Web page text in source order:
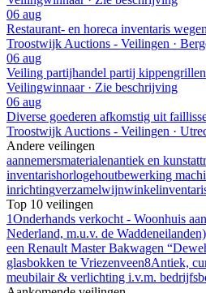
06 aug
Restaurant- en horeca inventaris
Troostwijk Auctions - Veilingen ·
06 aug
Veiling partijhandel partij kippengrillen
Veilingwinnaar · Zie beschrijving
06 aug
Diverse goederen afkomstig uit
Troostwijk Auctions - Veilingen ·
Andere veilingen
aannemersmaterialenantiek en kunst
inventarishorlogehoutbewerking
inrichtingverzamelwijn
Top 10 veilingen
1Onderhands verkocht - Woonhuis
Nederland, m.u.v. de Waddeneilanden)
een Renault Master Bakwagen
glasbokken te Vriezenveen8Antiek,
meubilair & verlichting i.v.m.